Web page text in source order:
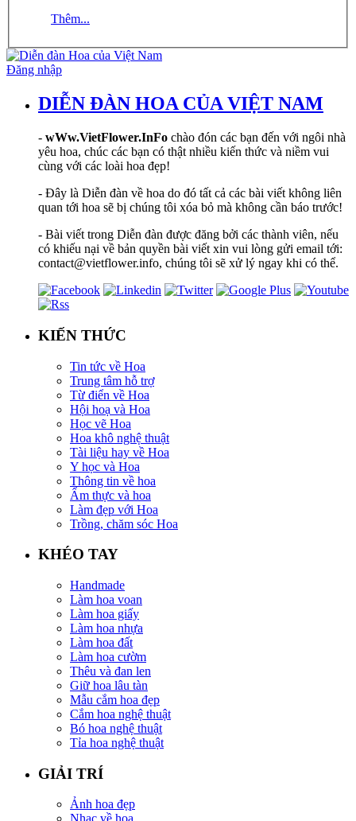
Thêm...
Đăng nhập
DIỄN ĐÀN HOA CỦA VIỆT NAM
- wWw.VietFlower.InFo chào đón các bạn đến với ngôi nhà
yêu hoa, chúc các bạn có thật nhiều kiến thức và niềm vui
cùng với các loài hoa đẹp!
- Đây là Diễn đàn về hoa do đó tất cả các bài viết không liên
quan tới hoa sẽ bị chúng tôi xóa bỏ mà không cần báo trước!
- Bài viết trong Diễn đàn được đăng bởi các thành viên, nếu
có khiếu nại về bản quyền bài viết xin vui lòng gửi email tới:
contact@vietflower.info, chúng tôi sẽ xử lý ngay khi có thể.
KIẾN THỨC
Tin tức về Hoa
Trung tâm hỗ trợ
Từ điển về Hoa
Hội hoạ và Hoa
Học vẽ Hoa
Hoa khô nghệ thuật
Tài liệu hay về Hoa
Y học và Hoa
Thông tin về hoa
Ẩm thực và hoa
Làm đẹp với Hoa
Trồng, chăm sóc Hoa
KHÉO TAY
Handmade
Làm hoa voan
Làm hoa giấy
Làm hoa nhựa
Làm hoa đất
Làm hoa cườm
Thêu và đan len
Giữ hoa lâu tàn
Mẫu cắm hoa đẹp
Cắm hoa nghệ thuật
Bó hoa nghệ thuật
Tỉa hoa nghệ thuật
GIẢI TRÍ
Ảnh hoa đẹp